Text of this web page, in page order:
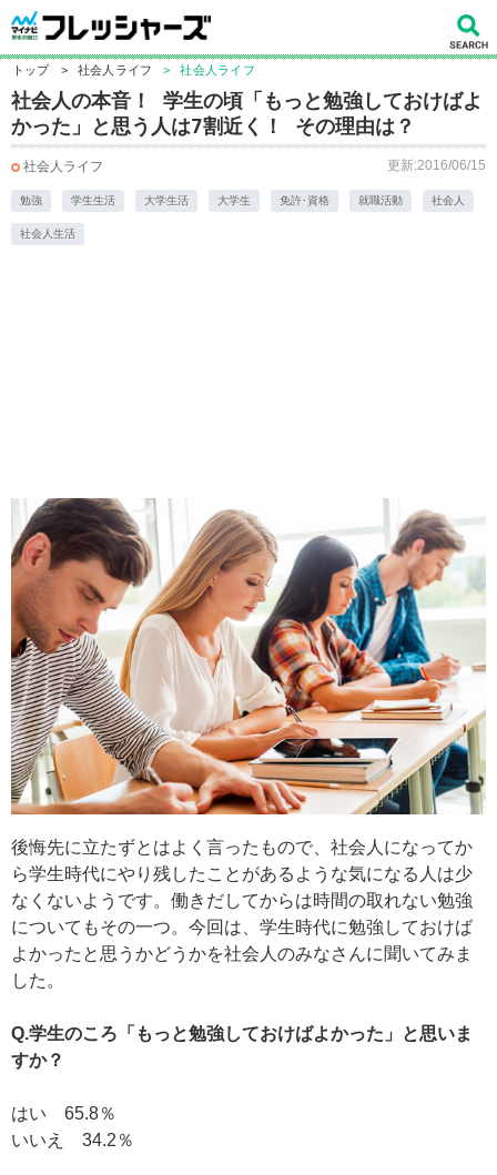
トップ > 社会人ライフ > 社会人ライフ
社会人の本音！ 学生の頃「もっと勉強しておけばよ
かった」と思う人は7割近く！ その理由は？
社会人ライフ 更新:2016/06/15
勉強 学生生活 大学生活 大学生 免許･資格 就職活動 社会人
社会人生活
後悔先に立たずとはよく言ったもので、社会人になってか
ら学生時代にやり残したことがあるような気になる人は少
なくないようです。働きだしてからは時間の取れない勉強
についてもその一つ。今回は、学生時代に勉強しておけば
よかったと思うかどうかを社会人のみなさんに聞いてみま
した。
Q.学生のころ「もっと勉強しておけばよかった」と思いま
すか？
はい 65.8％
いいえ 34.2％